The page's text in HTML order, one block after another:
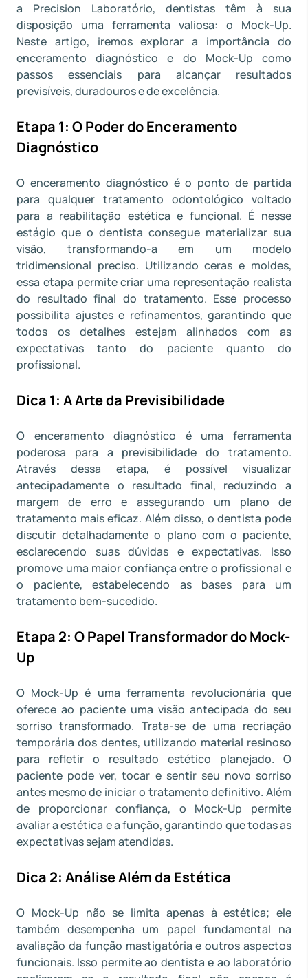
a Precision Laboratório, dentistas têm à sua
disposição uma ferramenta valiosa: o Mock-Up.
Neste artigo, iremos explorar a importância do
enceramento diagnóstico e do Mock-Up como
passos essenciais para alcançar resultados
previsíveis, duradouros e de excelência.
Etapa 1: O Poder do Enceramento
Diagnóstico
O enceramento diagnóstico é o ponto de partida
para qualquer tratamento odontológico voltado
para a reabilitação estética e funcional. É nesse
estágio que o dentista consegue materializar sua
visão, transformando-a em um modelo
tridimensional preciso. Utilizando ceras e moldes,
essa etapa permite criar uma representação realista
do resultado final do tratamento. Esse processo
possibilita ajustes e refinamentos, garantindo que
todos os detalhes estejam alinhados com as
expectativas tanto do paciente quanto do
profissional.
Dica 1: A Arte da Previsibilidade
O enceramento diagnóstico é uma ferramenta
poderosa para a previsibilidade do tratamento.
Através dessa etapa, é possível visualizar
antecipadamente o resultado final, reduzindo a
margem de erro e assegurando um plano de
tratamento mais eficaz. Além disso, o dentista pode
discutir detalhadamente o plano com o paciente,
esclarecendo suas dúvidas e expectativas. Isso
promove uma maior confiança entre o profissional e
o paciente, estabelecendo as bases para um
tratamento bem-sucedido.
Etapa 2: O Papel Transformador do Mock-
Up
O Mock-Up é uma ferramenta revolucionária que
oferece ao paciente uma visão antecipada do seu
sorriso transformado. Trata-se de uma recriação
temporária dos dentes, utilizando material resinoso
para refletir o resultado estético planejado. O
paciente pode ver, tocar e sentir seu novo sorriso
antes mesmo de iniciar o tratamento definitivo. Além
de proporcionar confiança, o Mock-Up permite
avaliar a estética e a função, garantindo que todas as
expectativas sejam atendidas.
Dica 2: Análise Além da Estética
O Mock-Up não se limita apenas à estética; ele
também desempenha um papel fundamental na
avaliação da função mastigatória e outros aspectos
funcionais. Isso permite ao dentista e ao laboratório